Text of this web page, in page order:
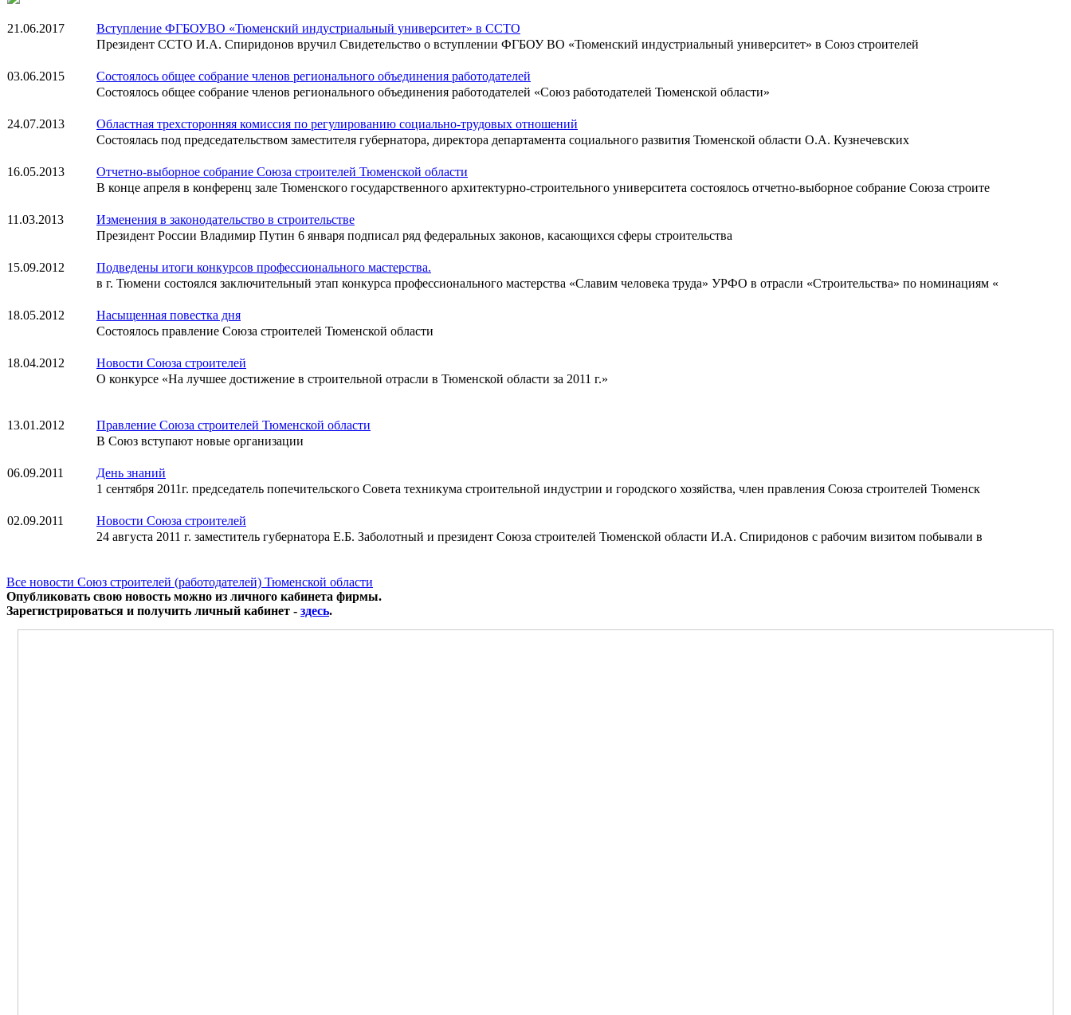
21.06.2017
Вступление ФГБОУВО «Тюменский индустриальный университет» в ССТО
Президент ССТО И.А. Спиридонов вручил Свидетельство о вступлении ФГБОУ ВО «Тюменский индустриальный университет» в Союз строителей
03.06.2015
Состоялось общее собрание членов регионального объединения работодателей
Состоялось общее собрание членов регионального объединения работодателей «Союз работодателей Тюменской области»
24.07.2013
Областная трехсторонняя комиссия по регулированию социально-трудовых отношений
Состоялась под председательством заместителя губернатора, директора департамента социального развития Тюменской области О.А. Кузнечевских
16.05.2013
Отчетно-выборное собрание Союза строителей Тюменской области
В конце апреля в конференц зале Тюменского государственного архитектурно-строительного университета состоялось отчетно-выборное собрание Союза строите
11.03.2013
Изменения в законодательство в строительстве
Президент России Владимир Путин 6 января подписал ряд федеральных законов, касающихся сферы строительства
15.09.2012
Подведены итоги конкурсов профессионального мастерства.
в г. Тюмени состоялся заключительный этап конкурса профессионального мастерства «Славим человека труда» УРФО в отрасли «Строительства» по номинациям «
18.05.2012
Насыщенная повестка дня
Состоялось правление Союза строителей Тюменской области
18.04.2012
Новости Союза строителей
О конкурсе «На лучшее достижение в строительной отрасли в Тюменской области за 2011 г.»
13.01.2012
Правление Союза строителей Тюменской области
В Союз вступают новые организации
06.09.2011
День знаний
1 сентября 2011г. председатель попечительского Совета техникума строительной индустрии и городского хозяйства, член правления Союза строителей Тюменск
02.09.2011
Новости Союза строителей
24 августа 2011 г. заместитель губернатора Е.Б. Заболотный и президент Союза строителей Тюменской области И.А. Спиридонов с рабочим визитом побывали в
Все новости Союз строителей (работодателей) Тюменской области
Опубликовать свою новость можно из личного кабинета фирмы.
Зарегистрироваться и получить личный кабинет - здесь.